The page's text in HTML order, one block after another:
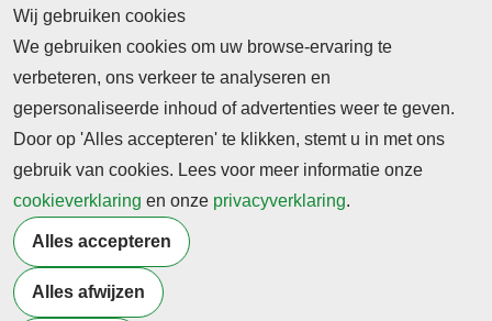
vakgebieden blijven moeilijk in te vullen zoals de
algemene vakken Nederlands en Rekenen, maar
ook de beroep specifieke vakken als leraar
Farmaceutische vakken, leraar
Applicatieontwikkelaar en leraar Schilder/Stukadoor.
Na de zomervakantie komen er nog meer vacatures.
Houd hiervoorde vacaturesite van het Koning
Willem I Collegein de gaten.
Bron: Koning Willem I College
Wij gebruiken cookies
We gebruiken cookies om uw browse-ervaring te
verbeteren, ons verkeer te analyseren en
gepersonaliseerde inhoud of advertenties weer te geven.
Door op 'Alles accepteren' te klikken, stemt u in met ons
gebruik van cookies. Lees voor meer informatie onze
cookieverklaring en onze privacyverklaring.
Alles accepteren
Alles afwijzen